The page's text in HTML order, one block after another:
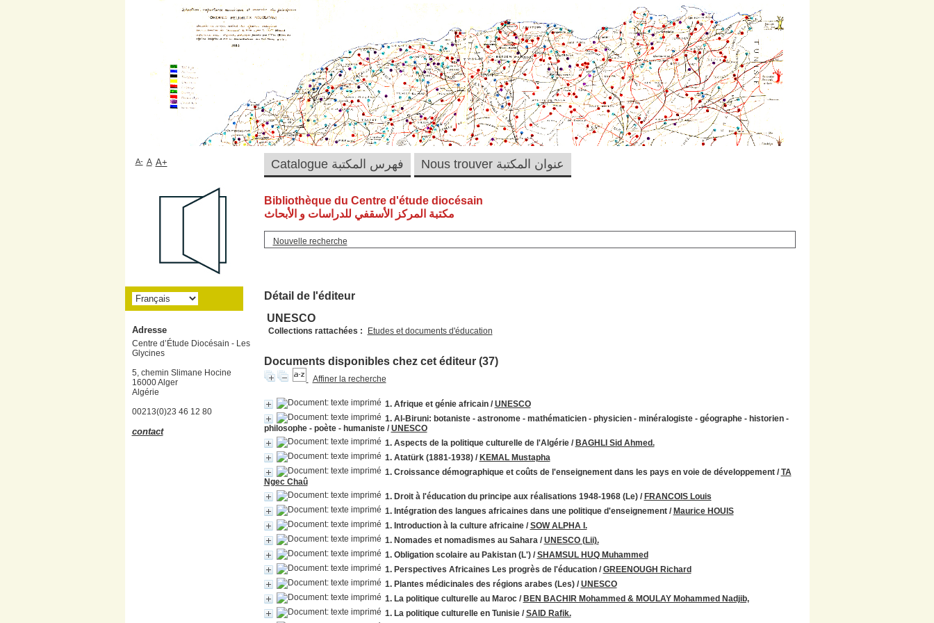
Bibliothèque du Centre d'étude diocésain
مكتبة المركز الأسقفي للدراسات و الأبحاث
Nouvelle recherche
Détail de l'éditeur
UNESCO
Collections rattachées : Etudes et documents d'éducation
Documents disponibles chez cet éditeur (37)
Affiner la recherche
1. Afrique et génie africain/UNESCO
1. Al-Biruni: botaniste - astronome - mathématicien - physicien - minéralogiste - géographe - historien -
philosophe - poète - humaniste/UNESCO
1. Aspects de la politique culturelle de l'Algérie/ BAGHLI Sid Ahmed.
1. Atatürk (1881-1938)/ KEMAL Mustapha
1. Croissance démographique et coûts de l'enseignement dans les pays en voie de développement/TA
Ngec Chaû
1. Droit à l'éducation du principe aux réalisations 1948-1968 (Le)/ FRANCOIS Louis
1. Intégration des langues africaines dans une politique d'enseignement/ Maurice HOUIS
1. Introduction à la culture africaine/SOW ALPHA I.
1. Nomades et nomadismes au Sahara/UNESCO (Lii).
1. Obligation scolaire au Pakistan (L')/SHAMSUL HUQ Muhammed
1. Perspectives Africaines Les progrès de l'éducation/GREENOUGH Richard
1. Plantes médicinales des régions arabes (Les)/UNESCO
1. La politique culturelle au Maroc/ BEN BACHIR Mohammed & MOULAY Mohammed Nadjib,
1. La politique culturelle en Tunisie/SAID Rafik.
Catalogue فهرس المكتبة Nous trouver عنوان المكتبة A- A A+
Adresse
Centre d’Étude Diocésain - Les
Glycines
5, chemin Slimane Hocine
16000 Alger
Algérie
00213(0)23 46 12 80
contact